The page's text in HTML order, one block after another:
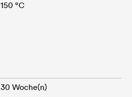
150 °C
30 Woche(n)